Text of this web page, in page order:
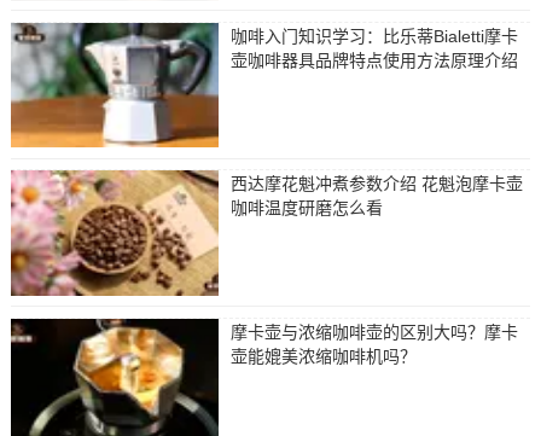
咖啡入门知识学习：比乐蒂Bialetti摩卡
壶咖啡器具品牌特点使用方法原理介绍
西达摩花魁冲煮参数介绍 花魁泡摩卡壶
咖啡温度研磨怎么看
摩卡壶与浓缩咖啡壶的区别大吗？摩卡
壶能媲美浓缩咖啡机吗？